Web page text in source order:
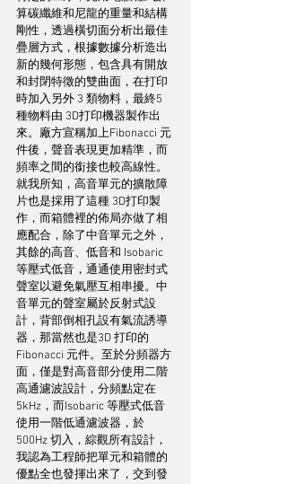
算碳纖維和尼龍的重量和結構
剛性，透過橫切面分析出最佳
疊層方式，根據數據分析造出
新的幾何形態，包含具有開放
和封閉特徵的雙曲面，在打印
時加入另外 3 類物料，最終5
種物料由 3D打印機器製作出
來。廠方宣稱加上Fibonacci 元
件後，聲音表現更加精準，而
頻率之間的銜接也較高線性。
就我所知，高音單元的擴散障
片也是採用了這種 3D打印製
作，而箱體裡的佈局亦做了相
應配合，除了中音單元之外，
其餘的高音、低音和 Isobaric
等壓式低音，通通使用密封式
聲室以避免氣壓互相串擾。中
音單元的聲室屬於反射式設
計，背部倒相孔設有氣流誘導
器，那當然也是3D 打印的
Fibonacci 元件。至於分頻器方
面，僅是對高音部分使用二階
高通濾波設計，分頻點定在
5kHz，而Isobaric 等壓式低音
使用一階低通濾波器，於
500Hz 切入，綜觀所有設計，
我認為工程師把單元和箱體的
優點全也發揮出來了，交到發